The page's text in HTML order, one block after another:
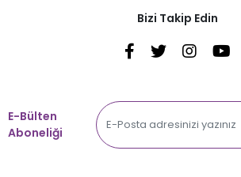
Bizi Takip Edin
E-Bülten
Aboneliği